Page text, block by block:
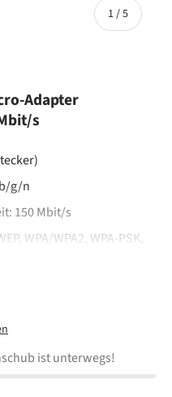
1/von
5
Adapter
s
g/n
150 Mbit/s
WPA/WPA2, WPA-PSK,
(WPS); Unterstützt Win
Mac OS
ist unterwegs!